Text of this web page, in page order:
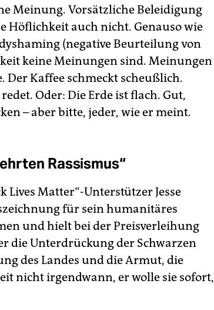
Meinung. Vorsätzliche Beleidigung
Höflichkeit auch nicht. Genauso wie
(negative Beurteilung von
keine Meinungen sind. Meinungen
Der Kaffee schmeckt scheußlich.
Oder: Die Erde ist flach. Gut,
– aber bitte, jeder, wie er meint.
Rassismus“
Lives Matter“-Unterstützer Jesse
für sein humanitäres
und hielt bei der Preisverleihung
die Unterdrückung der Schwarzen
des Landes und die Armut, die
nicht irgendwann, er wolle sie sofort,